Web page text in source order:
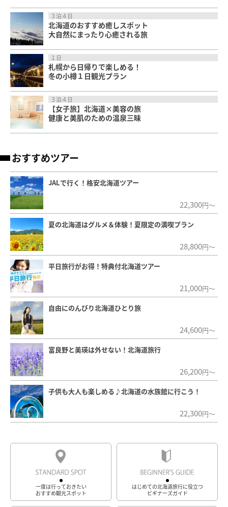
３泊４日
北海道のおすすめ癒しスポット
大自然にまったり心癒される旅
１日
札幌から日帰りで楽しめる！
冬の小樽１日観光プラン
３泊４日
【女子旅】北海道×美容の旅
健康と美肌のための温泉三昧
おすすめツアー
JALで行く！格安北海道ツアー
22,300円～
夏の北海道はグルメ＆体験！夏限定の満喫プラン
28,800円～
平日旅行がお得！特典付北海道ツアー
21,000円～
自由にのんびり北海道ひとり旅
24,600円～
富良野と美瑛は外せない！北海道旅行
26,200円～
子供も大人も楽しめる♪北海道の水族館に行こう！
22,300円～
一度は行っておきたい
おすすめ観光スポット
はじめての北海道旅行に役立つ
ビギナーズガイド